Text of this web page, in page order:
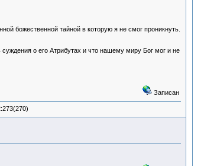
божественной тайной в которую я не смог проникнуть.
о его Атрибутах и что нашему миру Бог мог и не
Записан